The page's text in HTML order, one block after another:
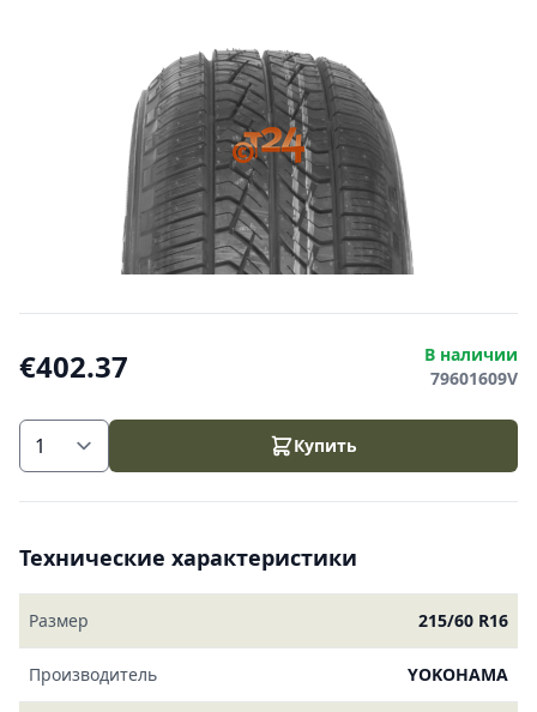
€402.37
В наличии
79601609V
Купить
Технические характеристики
Размер 215/60 R16
Производитель YOKOHAMA